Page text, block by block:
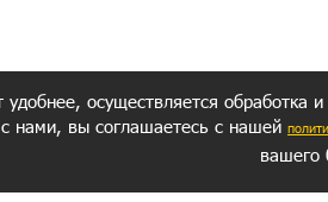
осуществляется обработка
нами, вы соглашаетесь с нашей
вашего